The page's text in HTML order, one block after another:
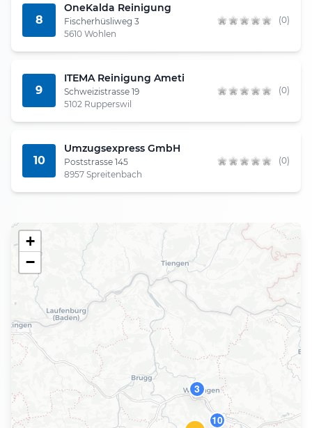
8
OneKalda Reinigung
Fischerhüsliweg 3
5610 Wohlen
(0)
9
ITEMA Reinigung Ameti
Schweizistrasse 19
5102 Rupperswil
(0)
10
Umzugsexpress GmbH
Poststrasse 145
8957 Spreitenbach
(0)
3
10
+
−